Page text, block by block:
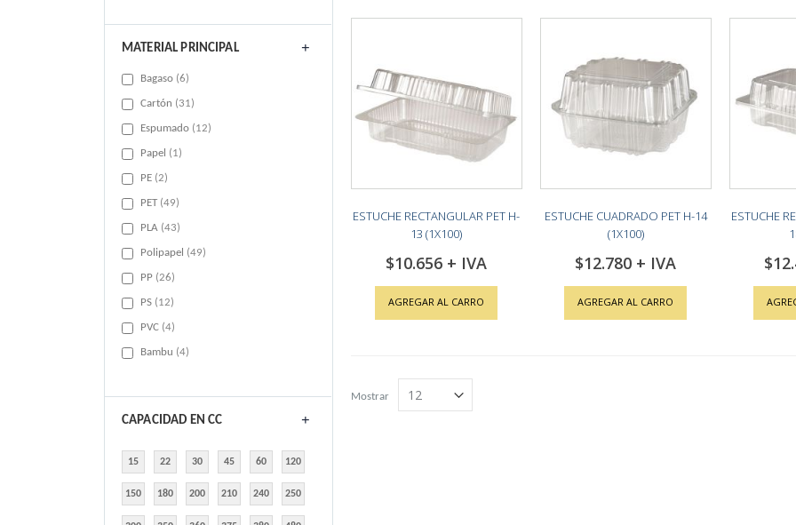
ESTUCHE RECTANGULAR PET H-
13 (1X100)
$10.656
AGREGAR AL CARRO
ESTUCHE CUADRADO PET H-14
(1X100)
$12.780
AGREGAR AL CARRO
ESTUCHE
Mostrar
MATERIAL PRINCIPAL
Bagaso 6items
Cartón 31items
Espumado 12items
Papel 1item
PE 2items
PET 49items
PLA 43items
Polipapel 49items
PP 26items
PS 12items
PVC 4items
Bambu 4items
CAPACIDAD EN CC
15 22 30 45 60 120
150 180 200 210 240 250